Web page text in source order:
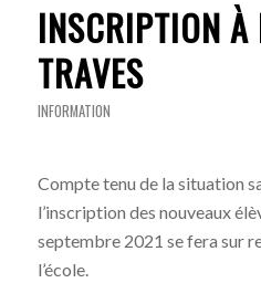
INSCRIPTION À
TRAVES
INFORMATION
Compte tenu de la situation
l’inscription des nouveaux
septembre 2021 se fera sur
l’école.